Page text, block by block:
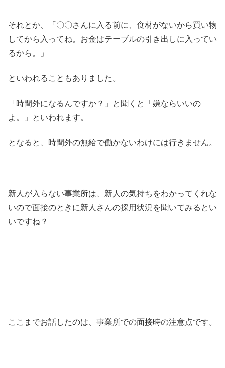
それとか、「〇〇さんに入る前に、食材がないから買い物
してから入ってね。お金はテーブルの引き出しに入ってい
るから。」
といわれることもありました。
「時間外になるんですか？」と聞くと「嫌ならいいの
よ。」といわれます。
となると、時間外の無給で働かないわけには行きません。
新人が入らない事業所は、新人の気持ちをわかってくれな
いので面接のときに新人さんの採用状況を聞いてみるとい
いですね？
ここまでお話したのは、事業所での面接時の注意点です。